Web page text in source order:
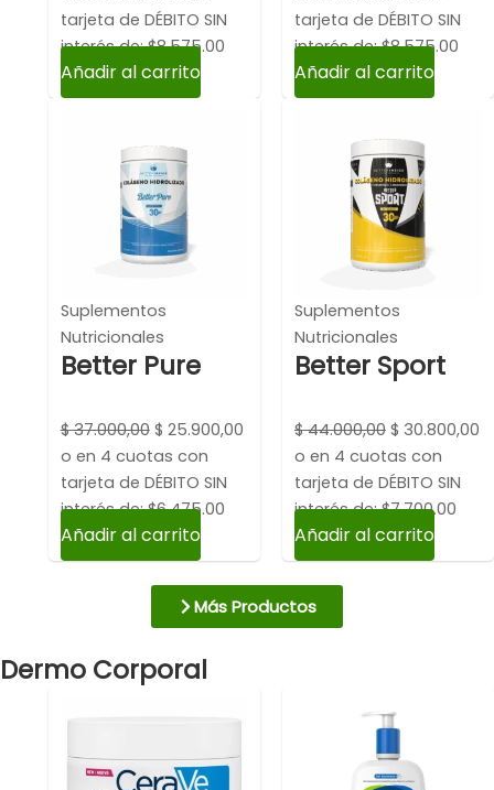
tarjeta de DÉBITO SIN
interés de: $8,575.00
Añadir al carrito
tarjeta de DÉBITO SIN
interés de: $8,575.00
Añadir al carrito
Suplementos
Nutricionales
Better Pure
$37.000,00
original
era:
$ 37.000,00.
$ 25.900,00
o en 4 cuotas con
tarjeta de DÉBITO SIN
interés de: $6,475.00
Añadir al carrito
Suplementos
Nutricionales
Better Sport
$44.000,00
precio
original
era:
$ 44.000,00.
$ 30.800,00
o en 4 cuotas con
tarjeta de DÉBITO SIN
interés de: $7,700.00
Añadir al carrito
Más Productos
Dermo Corporal
precio
original
era: